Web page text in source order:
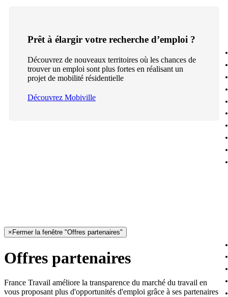
Prêt à élargir votre recherche d’emploi ?
Découvrez de nouveaux territoires où les chances de
trouver un emploi sont plus fortes en réalisant un
projet de mobilité résidentielle
Découvrez Mobiville
× Fermer la fenêtre "Offres partenaires"
Offres partenaires
France Travail améliore la transparence du marché du travail en
vous proposant plus d'opportunités d'emploi grâce à ses partenaires